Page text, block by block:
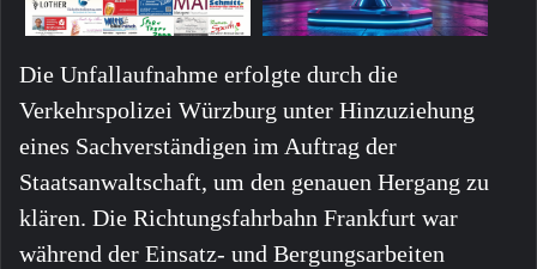
Die Unfallaufnahme erfolgte durch die
Verkehrspolizei Würzburg unter Hinzuziehung
eines Sachverständigen im Auftrag der
Staatsanwaltschaft, um den genauen Hergang zu
klären. Die Richtungsfahrbahn Frankfurt war
während der Einsatz- und Bergungsarbeiten